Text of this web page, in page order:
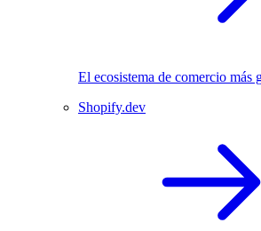
El ecosistema de comercio más
Shopify.dev